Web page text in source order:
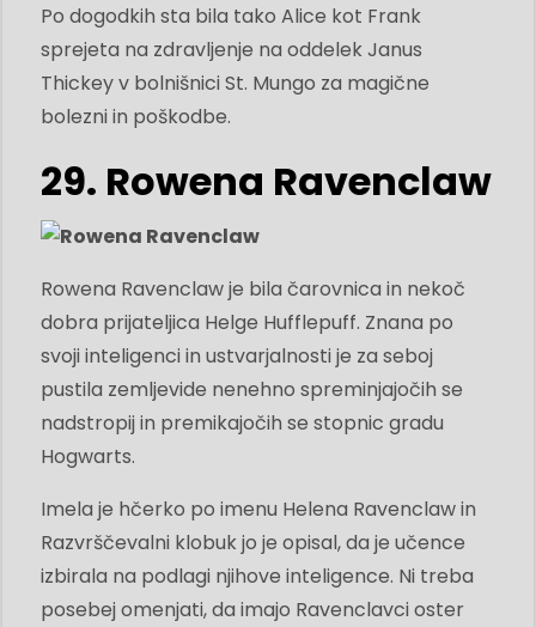
Po dogodkih sta bila tako Alice kot Frank
sprejeta na zdravljenje na oddelek Janus
Thickey v bolnišnici St. Mungo za magične
bolezni in poškodbe.
29. Rowena Ravenclaw
Rowena Ravenclaw je bila čarovnica in nekoč
dobra prijateljica Helge Hufflepuff. Znana po
svoji inteligenci in ustvarjalnosti je za seboj
pustila zemljevide nenehno spreminjajočih se
nadstropij in premikajočih se stopnic gradu
Hogwarts.
Imela je hčerko po imenu Helena Ravenclaw in
Razvrščevalni klobuk jo je opisal, da je učence
izbirala na podlagi njihove inteligence. Ni treba
posebej omenjati, da imajo Ravenclavci oster